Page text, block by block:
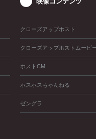
クローズアップホスト
クローズアップホストムービ
ホストCM
ホスホスちゃんねる
ゼングラ